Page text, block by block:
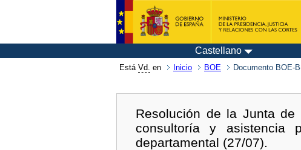
Castellano
Está Vd. en Inicio BOE Documento BOE-
Resolución de la Junta
consultoría y asistencia
departamental (27/07).